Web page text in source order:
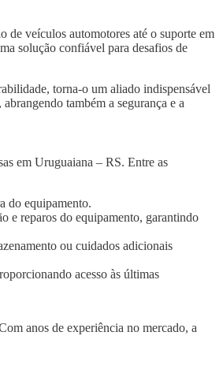
de veículos automotores até o suporte em
solução confiável para desafios de
torna-o um aliado indispensável
também a segurança e a
em Uruguaiana – RS. Entre as
do equipamento.
e reparos do equipamento, garantindo
ou cuidados adicionais
acesso às últimas
anos de experiência no mercado, a